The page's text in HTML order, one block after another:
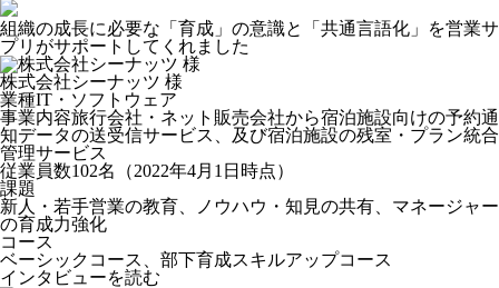
組織の成長に必要な「育成」の意識と「共通言語化」を営業サ
プリがサポートしてくれました
株式会社シーナッツ 様
業種IT・ソフトウェア
事業内容旅行会社・ネット販売会社から宿泊施設向けの予約通
知データの送受信サービス、及び宿泊施設の残室・プラン統合
管理サービス
従業員数102名（2022年4月1日時点）
課題
新人・若手営業の教育、ノウハウ・知見の共有、マネージャー
の育成力強化
コース
ベーシックコース、部下育成スキルアップコース
インタビューを読む